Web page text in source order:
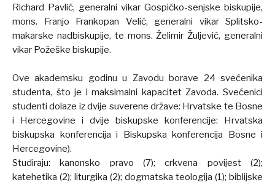
Richard Pavlić, generalni vikar Gospićko-senjske biskupije,
mons. Franjo Frankopan Velić, generalni vikar Splitsko-
makarske nadbiskupije, te mons. Želimir Žuljević, generalni
vikar Požeške biskupije.
Ove akademsku godinu u Zavodu borave 24 svećenika
studenta, što je i maksimalni kapacitet Zavoda. Svećenici
studenti dolaze iz dvije suverene države: Hrvatske te Bosne
i Hercegovine i dvije biskupske konferencije: Hrvatska
biskupska konferencija i Biskupska konferencija Bosne i
Hercegovine).
Studiraju: kanonsko pravo (7); crkvena povijest (2);
katehetika (2); liturgika (2); dogmatska teologija (1); biblijske